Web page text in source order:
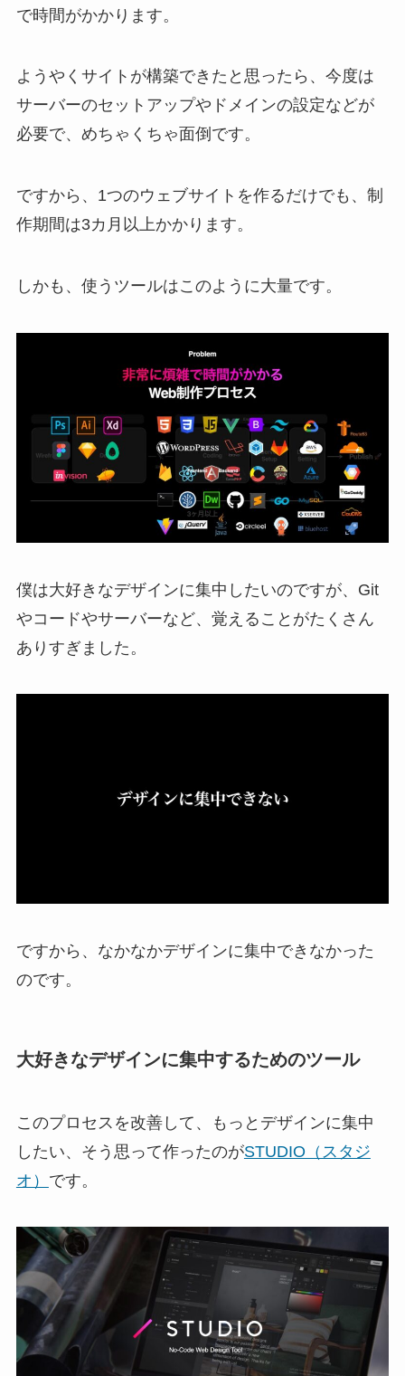
で時間がかかります。
ようやくサイトが構築できたと思ったら、今度は
サーバーのセットアップやドメインの設定などが
必要で、めちゃくちゃ面倒です。
ですから、1つのウェブサイトを作るだけでも、制
作期間は3カ月以上かかります。
しかも、使うツールはこのように大量です。
僕は大好きなデザインに集中したいのですが、Git
やコードやサーバーなど、覚えることがたくさん
ありすぎました。
ですから、なかなかデザインに集中できなかった
のです。
大好きなデザインに集中するためのツール
このプロセスを改善して、もっとデザインに集中
したい、そう思って作ったのがSTUDIO（スタジ
オ） です。